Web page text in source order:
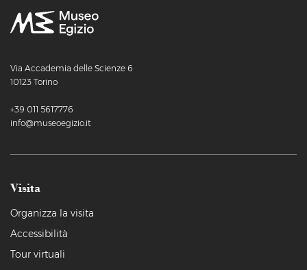
Via Accademia delle Scienze 6
10123 Torino
+39 011 5617776
info@museoegizio.it
Visita
Organizza la visita
Accessibilità
Tour virtuali